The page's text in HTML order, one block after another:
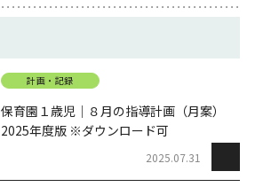
計画・記録
保育園１歳児｜８月の指導計画（月案）
2025年度版 ※ダウンロード可
2025.07.31